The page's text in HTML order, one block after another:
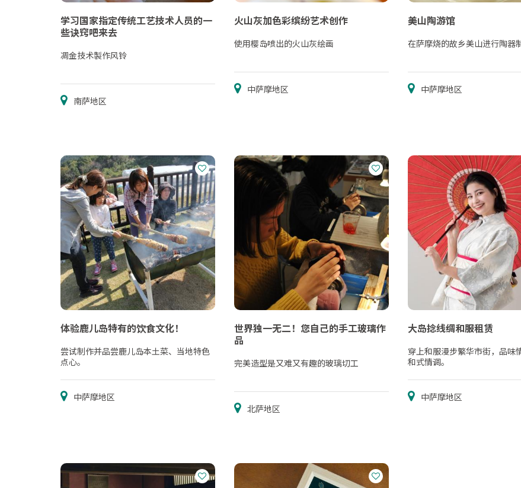
学习国家指定传统工艺技术人员的一
些诀窍吧来去
凋金技术製作风铃
南萨地区
火山灰加色彩缤纷艺术创作
使用樱岛喷出的火山灰绘画
中萨摩地区
美山陶游馆
在萨摩烧的故乡美山进行陶器
中萨摩地区
体验鹿儿岛特有的饮食文化！
尝试制作并品尝鹿儿岛本土菜、当地特色
点心。
中萨摩地区
世界独一无二！您自己的手工玻璃作
品
完美造型是又难又有趣的玻璃切工
北萨地区
大岛捻线绸和服租赁
穿上和服漫步繁华市街，品味
和式情调。
中萨摩地区